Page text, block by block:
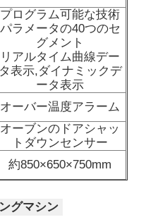
プログラム可能な技術
パラメータの40つのセ
グメント
リアルタイム曲線デー
タ表示,ダイナミックデ
ータ表示
オーバー温度アラーム
オーブンのドアシャッ
トダウンセンサー
約850×650×750mm
グマシン